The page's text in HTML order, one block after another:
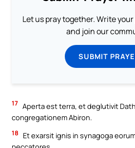
Let us pray together. Write
and join our
SUBMIT
17 Aperta est terra, et deglutivit
congregationem Abiron.
18
Et exarsit ignis in synagoga